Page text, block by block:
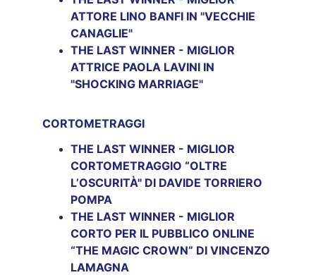
ATTORE LINO BANFI IN "VECCHIE
CANAGLIE"
THE LAST WINNER - MIGLIOR
ATTRICE PAOLA LAVINI IN
"SHOCKING MARRIAGE"
CORTOMETRAGGI
THE LAST WINNER - MIGLIOR
CORTOMETRAGGIO “OLTRE
L’OSCURITÀ" DI DAVIDE TORRIERO
POMPA
THE LAST WINNER - MIGLIOR
CORTO PER IL PUBBLICO ONLINE
“THE MAGIC CROWN” DI VINCENZO
LAMAGNA